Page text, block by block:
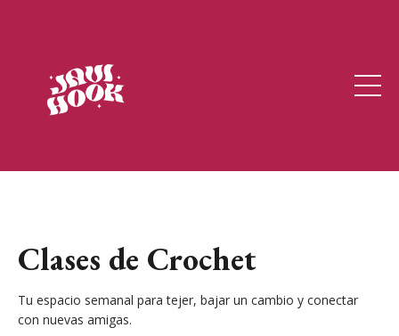
Clases de Crochet
Tu espacio semanal para tejer, bajar un cambio y conectar
con nuevas amigas.